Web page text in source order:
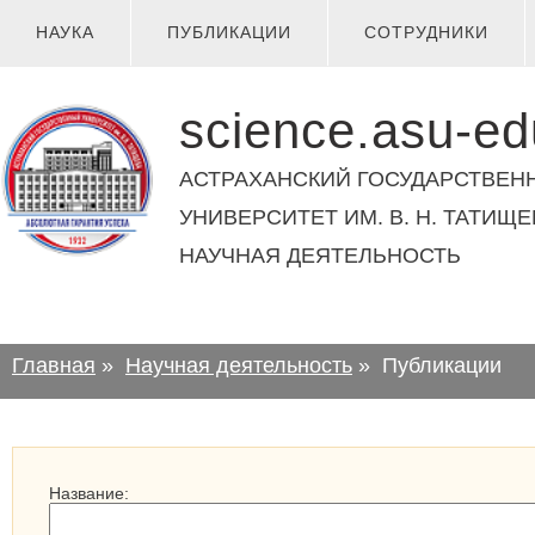
НАУКА ПУБЛИКАЦИИ СОТРУДНИКИ
science.asu-
АСТРАХАНСКИЙ
УНИВЕРСИТЕТ ИМ. В. Н.
НАУЧНАЯ ДЕЯТЕЛЬНОСТЬ
Главная » Научная деятельность » Публикации
Название: